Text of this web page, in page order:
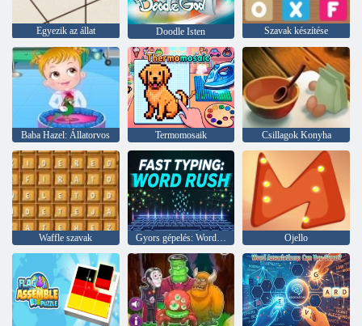
Egyezik az állat Doodle Isten Szavak készítése
Baba Hazel: Állatorvos Termomosaik Csillagok Konyha
Waffle szavak Gyors gépelés: Word Rush Ojello